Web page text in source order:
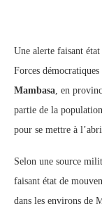
Une alerte faisant état
Forces
Mambasa , en
partie de la
pour se mettre à l’abri.
Selon une source
faisant état de
dans les environs de